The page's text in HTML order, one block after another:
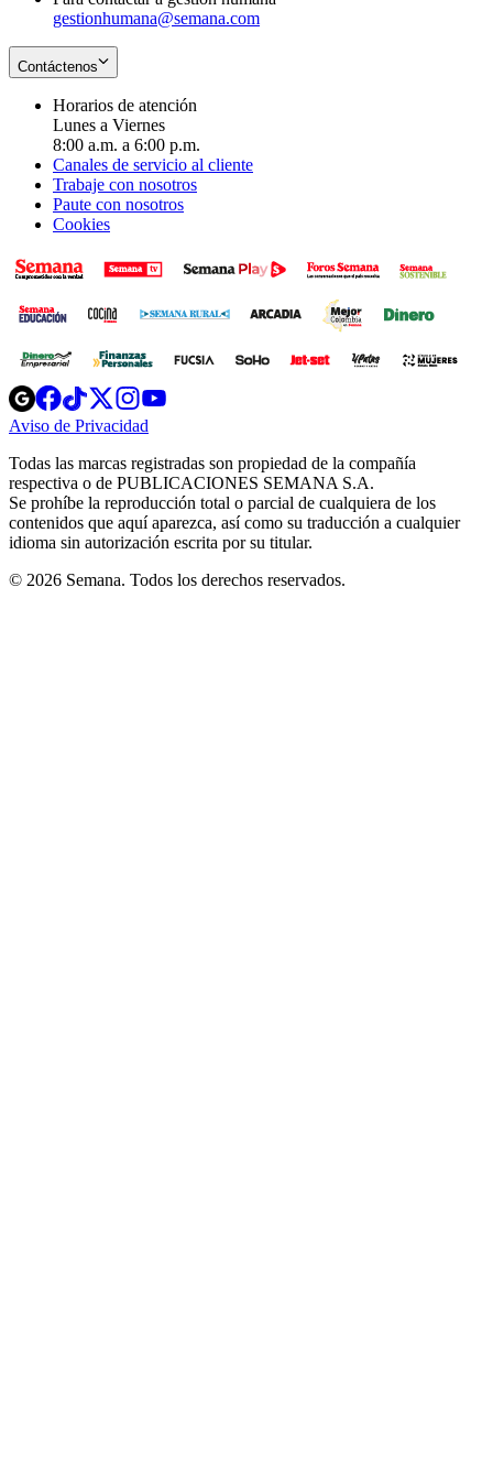
gestionhumana@semana.com
Contáctenos
Horarios de atención
Lunes a Viernes
8:00 a.m. a 6:00 p.m.
Canales de servicio al cliente
Trabaje con nosotros
Paute con nosotros
Cookies
Opens
in
new
Opens
in
new
Opens
in
new
window
Opens
new
windowwindow
Aviso de Privacidad
new
window
Todas las marcas registradas son propiedad de la compañía
respectiva o de PUBLICACIONES SEMANA S.A.
Se prohíbe la reproducción total o parcial de cualquiera de los
contenidos que aquí aparezca, así como su traducción a cualquier
idioma sin autorización escrita por su titular.
© 2026 Semana. Todos los derechos reservados.